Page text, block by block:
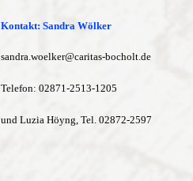
Kontakt: Sandra Wölker
sandra.woelker@caritas-bocholt.de
Telefon: 02871-2513-1205
und Luzia Höyng, Tel. 02872-2597